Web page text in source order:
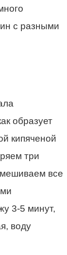
с разными
образует
кипяченой
три
все
3-5 минут,
воду